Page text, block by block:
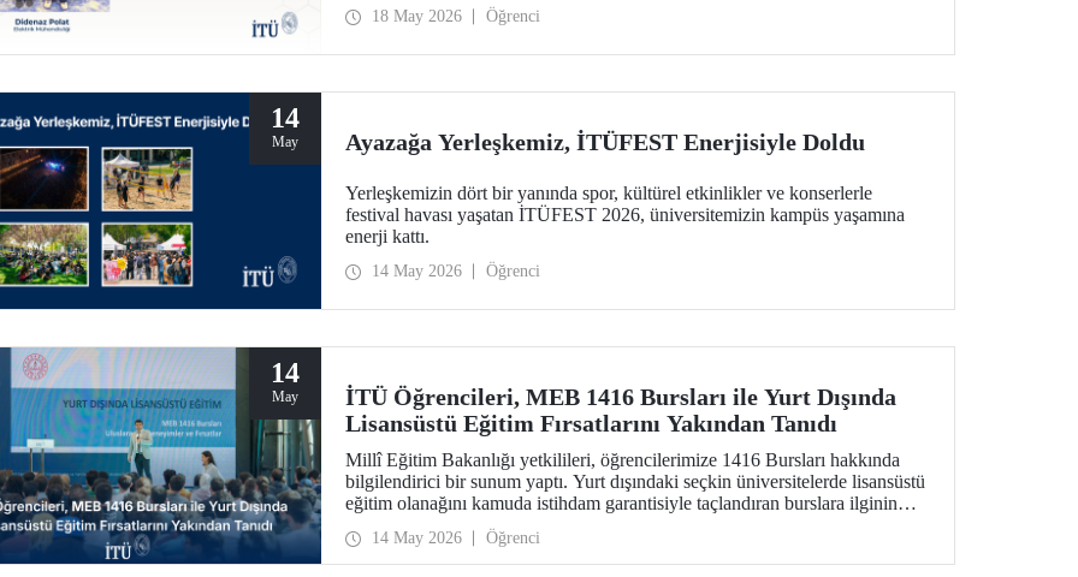
18 May 2026 Öğrenci
14
May Ayazağa Yerleşkemiz, İTÜFEST Enerjisiyle Doldu
Yerleşkemizin dört bir yanında spor, kültürel etkinlikler ve konserlerle
festival havası yaşatan İTÜFEST 2026, üniversitemizin kampüs yaşamına
enerji kattı.
14 May 2026 Öğrenci
14
May
İTÜ Öğrencileri, MEB 1416 Bursları ile Yurt Dışında
Lisansüstü Eğitim Fırsatlarını Yakından Tanıdı
Millî Eğitim Bakanlığı yetkilileri, öğrencilerimize 1416 Bursları hakkında
bilgilendirici bir sunum yaptı. Yurt dışındaki seçkin üniversitelerde lisansüstü
eğitim olanağını kamuda istihdam garantisiyle taçlandıran burslara ilginin
artırılmasını amaçlayan etkinlikte soru-cevap oturumu da düzenlendi.
14 May 2026 Öğrenci